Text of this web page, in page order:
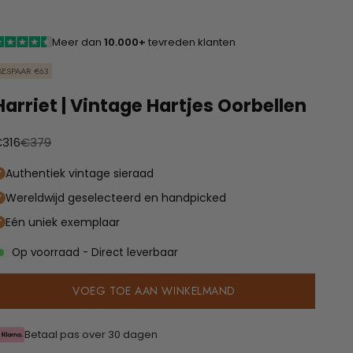
Meer dan 10.000+ tevreden klanten
€63
| Vintage Hartjes Oorbellen
Normale prijs
€379
Authentiek vintage sieraad
Wereldwijd geselecteerd en handpicked
Eén uniek exemplaar
Op voorraad - Direct leverbaar
VOEG TOE AAN WINKELMAND
Betaal pas over 30 dagen